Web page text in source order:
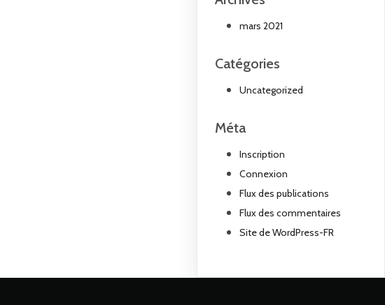
mars 2021
Catégories
Uncategorized
Méta
Inscription
Connexion
Flux des publications
Flux des commentaires
Site de WordPress-FR